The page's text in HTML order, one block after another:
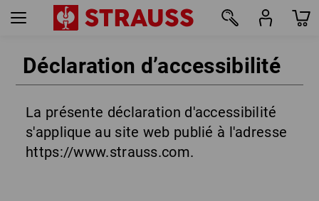
Déclaration d’accessibilité
La présente déclaration d'accessibilité
s'applique au site web publié à l'adresse
https://www.strauss.com.